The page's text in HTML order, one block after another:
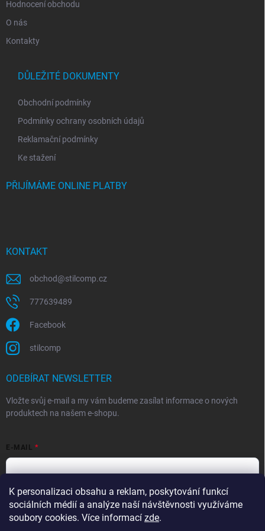
K personalizaci obsahu a reklam, poskytování funkcí
sociálních médií a analýze naší návštěvnosti využíváme
soubory cookies. Více informací zde.
Hodnocení obchodu
O nás
Kontakty
DŮLEŽITÉ DOKUMENTY
Obchodní podmínky
Podmínky ochrany osobních údajů
Reklamační podmínky
Ke stažení
PŘIJÍMÁME ONLINE PLATBY
KONTAKT
obchod@stilcomp.cz
777639489
Facebook
stilcomp
ODEBÍRAT NEWSLETTER
Vložte svůj e-mail a my vám budeme zasílat informace o nových
produktech na našem e-shopu.
E-MAIL
Souhlasím spodmínkami ochrany osobních údajů
Přihlásit se